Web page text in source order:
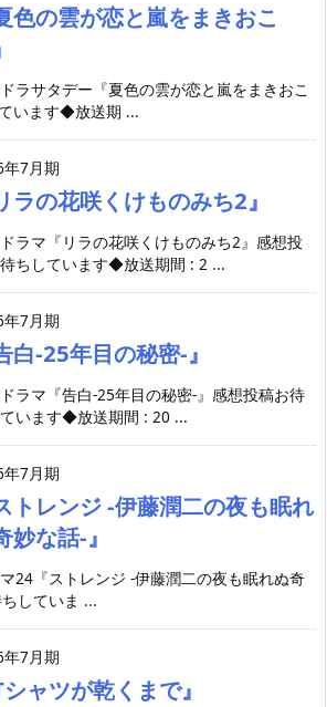
色の雲が恋と嵐をまきおこ
ラサタデー『夏色の雲が恋と嵐をまきおこ
います◆放送期 ...
7月期
ラの花咲くけものみち2』
ラマ『リラの花咲くけものみち2』感想投
ちしています◆放送期間 : 2 ...
7月期
白-25年目の秘密-』
ラマ『告白-25年目の秘密-』感想投稿お待
います◆放送期間 : 20 ...
7月期
トレンジ -伊藤潤二の夜も眠れ
妙な話-』
マ24『ストレンジ -伊藤潤二の夜も眠れぬ奇
していま ...
7月期
シャツが乾くまで』